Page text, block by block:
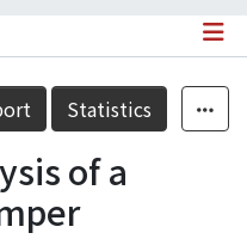
Statistics
of a